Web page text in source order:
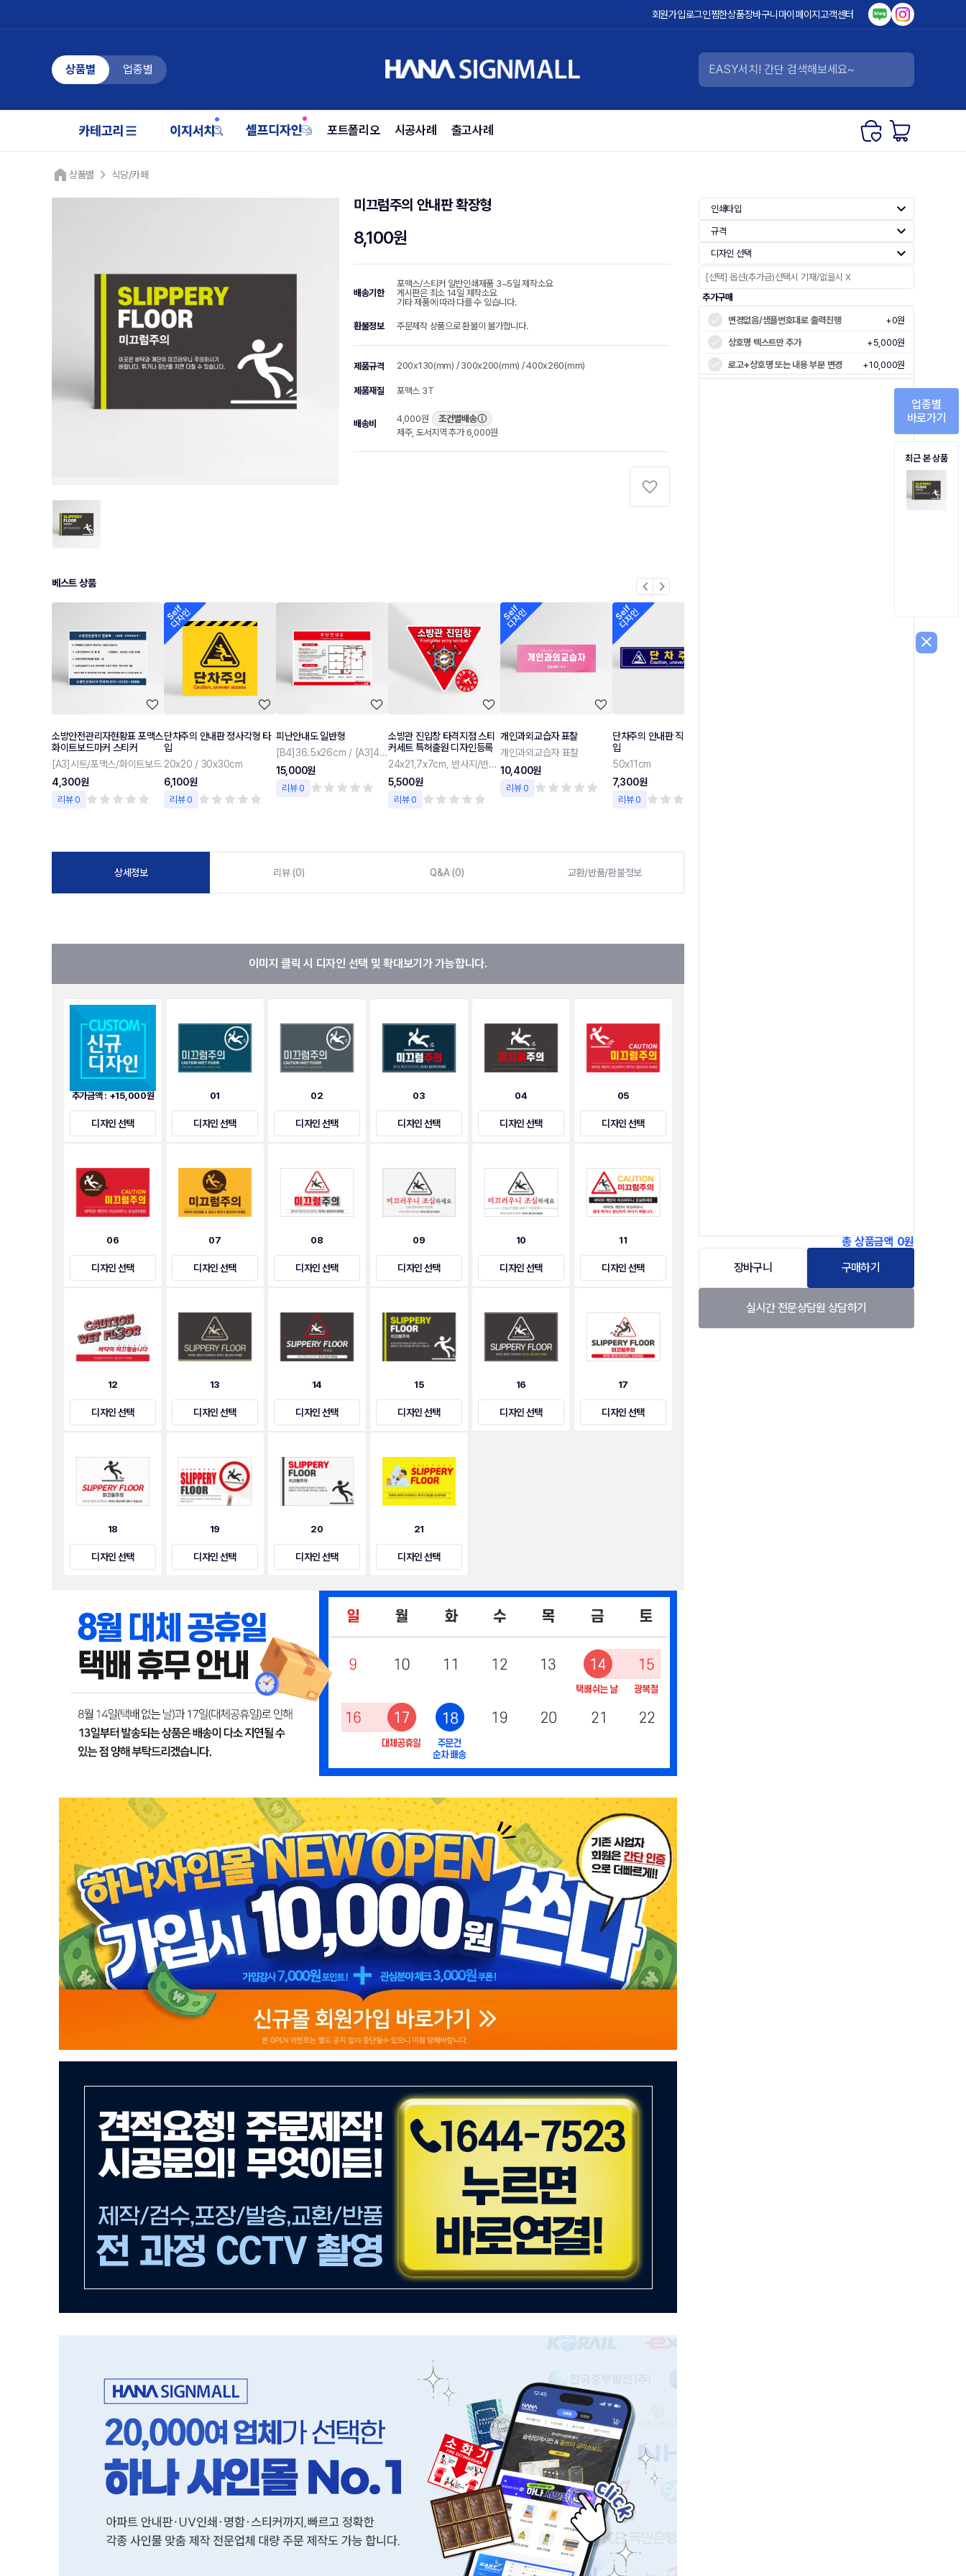
회원가입로그인찜한상품장바구니 마이페이지고객센터
상품별 업종별
포트폴리오 시공사례 출고사례
상품별 식당/카페
미끄럼주의 안내판 확장형
8,100원
배송기한
포맥스/스티커 일반인쇄제품 3~5일 제작소요
게시판은 최소 14일 제작소요
기타 제품에 따라 다를 수 있습니다.
환불정보 주문제작 상품으로 환불이 불가합니다.
제품규격 200x130(mm) / 300x200(mm) / 400x260(mm)
제품재질 포맥스 3T
배송비 4,000원 조건별배송ⓘ
제주, 도서지역 추가 6,000원
베스트 상품
소방안전관리자현황표 포맥스
화이트보드마커 스티커
[A3]시트/포맥스/화이트보드
4,300원
리뷰 0
단차주의 안내판 정사각형 타
입
20x20 / 30x30cm
6,100원
리뷰 0
피난안내도 일반형
[B4]36.5x26cm / [A3]42x30cm
15,000원
리뷰 0
소방관 진입창 타격지점 스티
커세트 특허출원 디자인등록
24x21,7x7cm, 반사지/반사지+야광 스티커
5,500원
리뷰 0
개인과외교습자 표찰
개인과외교습자 표찰
10,400원
리뷰 0
단차주의 안내판 직사각형 타
입
50x11cm
7,300원
리뷰 0
chevron_left chevron_right
상세정보 리뷰 (0) Q&A (0) 교환/반품/환불정보
이미지 클릭 시 디자인 선택 및 확대보기가 가능합니다.
추가금액 : +15,000원
디자인 선택
01
디자인 선택
02
디자인 선택
03
디자인 선택
04
디자인 선택
05
디자인 선택
06
디자인 선택
07
디자인 선택
08
디자인 선택
09
디자인 선택
10
디자인 선택
11
디자인 선택
12
디자인 선택
13
디자인 선택
14
디자인 선택
15
디자인 선택
16
디자인 선택
17
디자인 선택
18
디자인 선택
19
디자인 선택
20
디자인 선택
21
디자인 선택
인쇄타입
규격
디자인 선택
추가구매
변경없음/샘플번호대로 출력진행 +0원
상호명 텍스트만 추가 +5,000원
로고+상호명 또는 내용 부분 변경 +10,000원
총 상품금액 0원
장바구니
구매하기
실시간 전문상담원 상담하기
업종별
바로가기
최근 본 상품
close